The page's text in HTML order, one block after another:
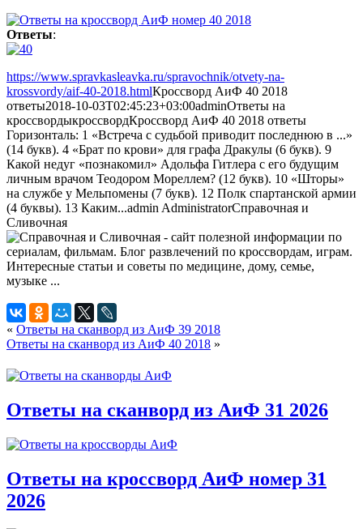
Ответы:
https://www.spravkasleavka.ru/spravochnik/otvety-na-
krossvordy/aif-40-2018.htmlКроссворд АиФ 40 2018
ответы2018-10-03T02:45:23+03:00adminОтветы на
кроссвордыкроссвордКроссворд АиФ 40 2018 ответы
Горизонталь: 1 «Встреча с судьбой приводит последнюю в ...»
(14 букв). 4 «Брат по крови» для графа Дракулы (6 букв). 9
Какой недуг «познакомил» Адольфа Гитлера с его будущим
личным врачом Теодором Мореллем? (12 букв). 10 «Шторы»
на службе у Мельпомены (7 букв). 12 Полк спартанской армии
(4 буквы). 13 Каким...admin AdministratorСправочная и
Сливочная
« Ответы на сканворд из АиФ 39 2018
Ответы на сканворд из АиФ 40 2018 »
Ответы на сканворд из АиФ 31 2026
Ответы на кроссворд АиФ номер 31
2026